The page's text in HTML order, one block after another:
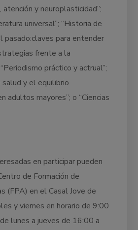
atención y neuroplasticidad”;
universal”; “Historia de
pasado:claves para entender
frente a la
práctico y actrual”;
salud y el equilibrio
adultos mayores”; o “Ciencias
en participar pueden
de Formación de
(FPA) en el Casal Jove de
y viernes en horario de 9:00
lunes a jueves de 16:00 a